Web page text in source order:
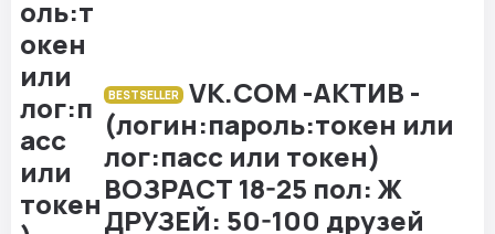
BESTSELLER
VK.COM -АКТИВ -
(логин:пароль:токен или
лог:пасс или токен)
ВОЗРАСТ 18-25 пол: Ж
ДРУЗЕЙ: 50-100 друзей